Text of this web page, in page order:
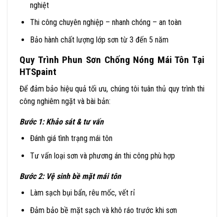
nghiệt
Thi công chuyên nghiệp – nhanh chóng – an toàn
Bảo hành chất lượng lớp sơn từ 3 đến 5 năm
Quy Trình Phun Sơn Chống Nóng Mái Tôn Tại
HTSpaint
Để đảm bảo hiệu quả tối ưu, chúng tôi tuân thủ quy trình thi
công nghiêm ngặt và bài bản:
Bước 1: Khảo sát & tư vấn
Đánh giá tình trạng mái tôn
Tư vấn loại sơn và phương án thi công phù hợp
Bước 2: Vệ sinh bề mặt mái tôn
Làm sạch bụi bẩn, rêu mốc, vết rỉ
Đảm bảo bề mặt sạch và khô ráo trước khi sơn